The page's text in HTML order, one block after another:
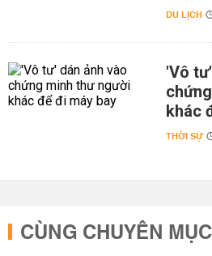
DU LỊCH
'Vô
khác
THỜI SỰ
CÙNG CHUYÊN MỤC